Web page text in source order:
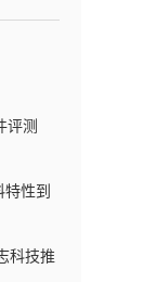
评测
特性到
科技推